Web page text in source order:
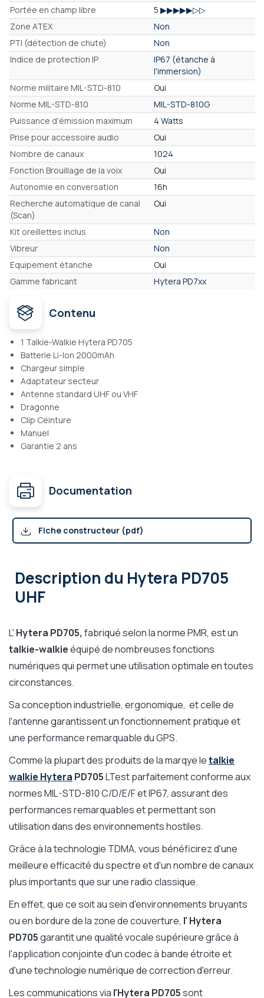
Portée en champ libre
5 ▶▶▶▶▶▷▷
Zone ATEX
Non
PTI (détection de chute)
Non
Indice de protection IP
IP67 (étanche à
l'immersion)
Norme militaire MIL-STD-810
Oui
Norme MIL-STD-810
MIL-STD-810G
Puissance d'émission maximum
4 Watts
Prise pour accessoire audio
Oui
Nombre de canaux
1024
Fonction Brouillage de la voix
Oui
Autonomie en conversation
16h
Recherche automatique de canal
(Scan)
Oui
Kit oreillettes inclus
Non
Vibreur
Non
Equipement étanche
Oui
Gamme fabricant
Hytera PD7xx
Contenu
1 Talkie-Walkie Hytera PD705
Batterie Li-Ion 2000mAh
Chargeur simple
Adaptateur secteur
Antenne standard UHF ou VHF
Dragonne
Clip Ceinture
Manuel
Garantie 2 ans
Documentation
Fiche constructeur (pdf)
Description du Hytera PD705
UHF
L' Hytera PD705, fabriqué selon la norme PMR, est un
talkie-walkieéquipé de nombreuses fonctions
numériques qui permet une utilisation optimale en toutes
circonstances.
Sa conception industrielle, ergonomique, et celle de
l'antenne garantissent un fonctionnement pratique et
une performance remarquable du GPS.
Comme la plupart des produits de la marqye letalkie
walkie Hytera PD705LTest parfaitement conforme aux
normes MIL-STD-810 C/D/E/F et IP67, assurant des
performances remarquables et permettant son
utilisation dans des environnements hostiles.
Grâce à la technologie TDMA, vous bénéficirez d'une
meilleure efficacité du spectre et d'un nombre de canaux
plus importants que sur une radio classique.
En effet, que ce soit au sein d'environnements bruyants
ou en bordure de la zone de couverture, l' Hytera
PD705garantit une qualité vocale supérieure grâce à
l'application conjointe d'un codec à bande étroite et
d'une technologie numérique de correction d'erreur.
Les communications via l'Hytera PD705sont